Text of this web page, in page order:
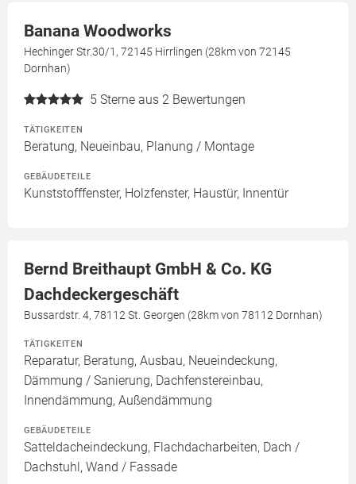
Banana Woodworks
Hechinger Str.30/1, 72145 Hirrlingen (28km von 72145
Dornhan)
5 Sterne aus 2 Bewertungen
TÄTIGKEITEN
Beratung, Neueinbau, Planung / Montage
GEBÄUDETEILE
Kunststofffenster, Holzfenster, Haustür, Innentür
Bernd Breithaupt GmbH & Co. KG
Dachdeckergeschäft
Bussardstr. 4, 78112 St. Georgen (28km von 78112 Dornhan)
TÄTIGKEITEN
Reparatur, Beratung, Ausbau, Neueindeckung,
Dämmung / Sanierung, Dachfenstereinbau,
Innendämmung, Außendämmung
GEBÄUDETEILE
Satteldacheindeckung, Flachdacharbeiten, Dach /
Dachstuhl, Wand / Fassade